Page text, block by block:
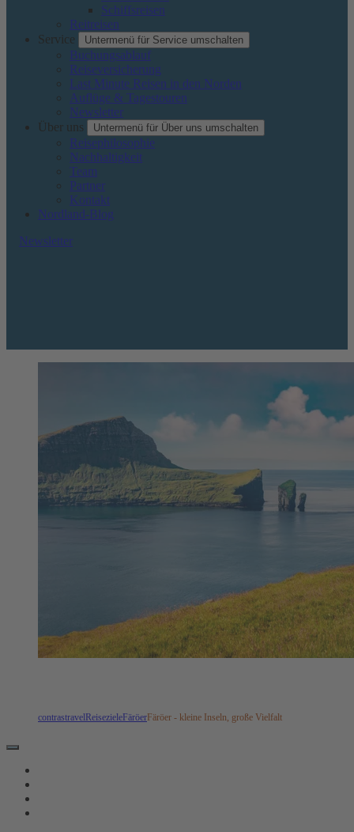
Schiffsreisen
Reitreisen
Service
Untermenü für Service umschalten
Buchungsablauf
Reiseversicherung
Last Minute Reisen in den Norden
Auflüge & Tagestouren
Newsletter
Über uns
Untermenü für Über uns umschalten
Reisephilosophie
Nachhaltigkeit
Team
Partner
Kontakt
Nordland-Blog
Newsletter
contrastravel Reiseziele Färöer Färöer - kleine Inseln, große Vielfalt